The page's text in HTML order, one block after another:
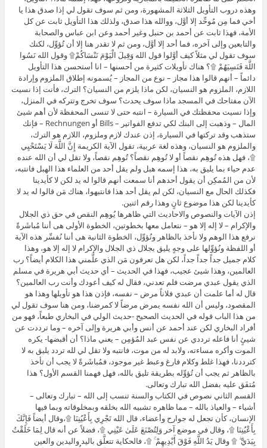
وهذه دروب التأويل الثلاثة المشهورة، ومن ثم سوف تقول لي إذا صدق هذا يا
أخي فما مِن مُوحِّد إلا أوَّل، ووالله هذا صدق، ولذلك هذا التأويل ثابت عن كل
الأمة، فهذا ثابت عن أحمد بن حنبل وغير أحمد وعن ابن عباس والصحابة
والتابعين وإلى آخره، فما أحد إلا أوَّل، ومن ثم لا تقدر هنا إلا أن تُؤوِّل، لكنك
سوف تقول لي مثلاً كيف أوَّلوا قول الله وَقِيلَ الْيَوْمَ نَنْسَاكُمْ۩ وقول الله نَسُوا
اللَّهَ فَنَسِيَهُمْ ۩؟ هناك تأويلات كثيرة من أحسنها – انا أستحسن هذا التأويل
دائماً – أنهم قالوا هذا مجاز – نوع من المجاز – يُسمونه إطلاق الملزوم وإرادة
اللازم، الملزوم هو النسيان، لكن ماذا يلزم من النسيان؟ الترك، فأنت إذا نسيت
الآن مفتاحك في المسجد ماذا سوف يحدث؟ سوف تخرج وتتركه في المنزل،
وإذا نسيت محفظتك في السيارة – انتبه حتى لا تنسى المحفظة لأن أهم شيئ
المال – وذهبت إلى البنك لكي تدفع الفواتير – Bills أو Rechnungen – فإنك
ستذهب وقد تركتها في السيارة، إذن عندك لازم وملزوم، اللازم هو الترك،
والملزوم هو النسيان، وهذه لغة عربية، تقول الآية الكريمة إِنَّ اللَّهَ لَا يَسْتَحْيِي
۩، فهل هذه تُوهِم نقصاً أو لا تُوهِم نقصاً؟ تُوهِم نقصاً، ولا تقل لي أن الله عنده
عدم حياء بما يليق به، هذا إسمه هبل ولم يقل أحد من العلماء هذا الهبل فانتبه،
لأن من المُمكِن أن يقول أحدهم أنا سمعت أنهم قالوا له يد لكن لا كأيدينا
فكذلك الحال مع النسيان، لكن لم يقل أحد هذا فانتبهوا، هناك مَن قالوا له يد لا
كأيدينا لكن هذا موضوع ثانٍ وهذا رقم اثنين.
إذن الآيات والنصوص والاحاديث التي ظاهرها يُوهِم النقص في حق ذي الجلال
والإكرام – لا إله إلا هو – نتعامل معها بخطوتين، الخطوة الأولى هى أننا مُباشَرةً
نرفع هذا الوهم ولا نأخذ بالظاهر ونُؤوِّل، الخطوة الثانية هى أننا نُفسِّر هذه الآية
أو اللفظة ونُؤوِّلها على وجهٍ يليق بجلال ذي الجلال والإكرام لا إله إلا هو، وهذا
كلام جميل جداً جداً جداً، لكن هل تعرفون مَن الذي علَّمني هذا الكلام أيضاً؟ رب
العالمين، وهذا شيئ عجيب، فهذا في الحديث – أي حديث أبي هريرة في مسلم
الذي يقول عبدي مرضت فلم تعدني، فقال له كيف أعودك وأنت رب العالمين؟
قال له أما علمت أن عبدي فلاناً مرض – نفسه، فإذن هذا هو تأويلها وهذا هو
المقصود، وليس أن الله نفسه يمرض مرضاً لا كمرضنا، ومن هنا سوف تقول لي
من هذا الباب قوله في الحديث الصحيح -حديث الولي في البخاري طبعاً، فهو من
أفراد البخاري لكن عند أحمد عن أنس وأبي هريرة وإلى آخره – وما ترددت عن
شيئٍ أنا فاعله ترددي عن نفس عبد المُؤمِن – يعني ماذا؟ أن أقبضها- يكره
الموت وأكره مساءته، ولابد له من موت، فانتبه ولا تقل لي لله تردد يليق به لا
كترددنا، فهذا غلط وكلام فارغ وعبط غير موجود، فمُباشَرةً لا يجب أن تأخذ
بالظاهر ثم يجب أن تُؤوِّله بطريقة تليق بالله، فهل فهمنا القسم الأول؟ هذا
مُتفَق عليه بفضل الله تبارك وتعالى.
القسم الثاني نصوص في الكتاب والسنة تنسب إلى الله – تبارك وتعالى –
أشياء – والعياذ بالله – مما ظاهره تشبيه الله بخلقه وبمخلوقاته وبما فيها
الإنسان، كأن تجعل له جوارح وأعضاء، قال الله تَجْرِي بِأَعْيُنِنَا ۩،وقال أيضاً فَإِنَّكَ
بِأَعْيُنِنَا ۩، وقال في موضع آخر وَلِتُصْنَعَ عَلَىٰ عَيْنِي ۩، فضلاً عن أنه قال لِمَا خَلَقْتُ
بِيَدَيَّ ۖ ۩ وقال يَدُ اللَّهِ فَوْقَ أَيْدِيهِمْ ۚ ۩، فالحكاية تتعلَّق باليد واليدين والعين